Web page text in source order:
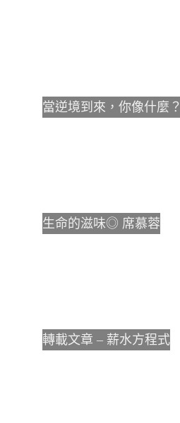
當逆境到來，你像什麼？
生命的滋味◎ 席慕蓉
轉載文章 – 薪水方程式